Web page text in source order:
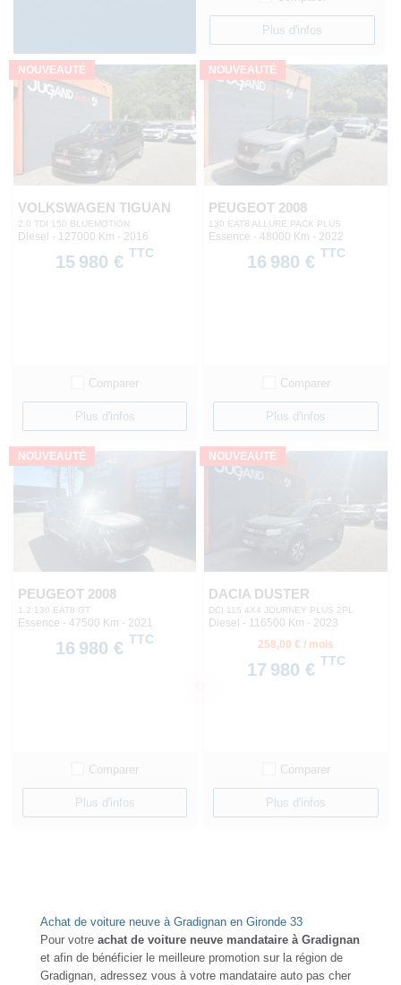
Plus d'infos
NOUVEAUTÉ
VOLKSWAGEN TIGUAN
2.0 TDI 150 BLUEMOTION
Diesel - 127000 Km - 2016
15 980 € TTC
Comparer
Plus d'infos
NOUVEAUTÉ
PEUGEOT 2008
130 EAT8 ALLURE PACK PLUS
Essence - 48000 Km - 2022
16 980 € TTC
Comparer
Plus d'infos
NOUVEAUTÉ
PEUGEOT 2008
1.2 130 EAT8 GT
Essence - 47500 Km - 2021
16 980 € TTC
Comparer
Plus d'infos
NOUVEAUTÉ
DACIA DUSTER
DCI 115 4X4 JOURNEY PLUS 2PL
Diesel - 116500 Km - 2023
258,00 € / mois
17 980 € TTC
Comparer
Plus d'infos
Achat de voiture neuve à Gradignan en Gironde 33
Pour votre achat de voiture neuve mandataire à Gradignan
et afin de bénéficier le meilleure promotion sur la région de
Gradignan, adressez vous à votre mandataire auto pas cher